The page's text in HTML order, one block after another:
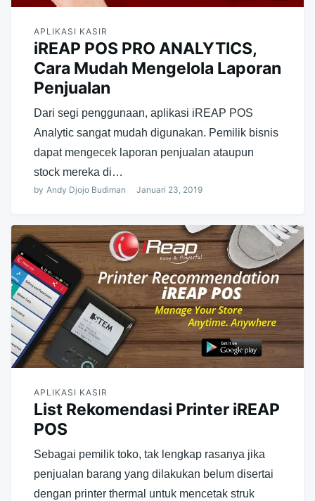
APLIKASI KASIR
iREAP POS PRO ANALYTICS,
Cara Mudah Mengelola Laporan
Penjualan
Dari segi penggunaan, aplikasi iREAP POS
Analytic sangat mudah digunakan. Pemilik bisnis
dapat mengecek laporan penjualan ataupun
stock mereka di…
by Andy Djojo Budiman Januari 23, 2019
APLIKASI KASIR
List Rekomendasi Printer iREAP
POS
Sebagai pemilik toko, tak lengkap rasanya jika
penjualan barang yang dilakukan belum disertai
dengan printer thermal untuk mencetak struk